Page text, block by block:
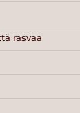
rasvaa